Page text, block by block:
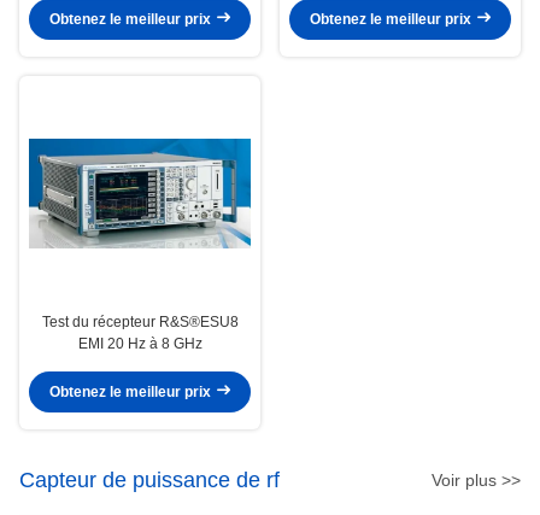
Obtenez le meilleur prix Obtenez le meilleur prix
Test du récepteur R&S®ESU8
EMI 20 Hz à 8 GHz
Obtenez le meilleur prix
Capteur de puissance de rf Voir plus >>